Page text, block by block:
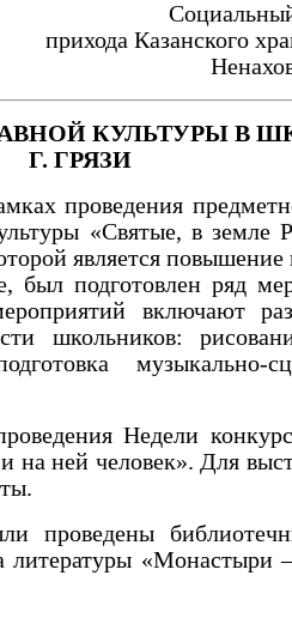
прихода Казанского
КУЛЬТУРЫ В
Г. ГРЯЗИ
проведения
«Святые, в земле
является повышение
был подготовлен ряд
включают
школьников:
музыкально-
Недели
на ней человек». Для
проведены
литературы «Монастыри